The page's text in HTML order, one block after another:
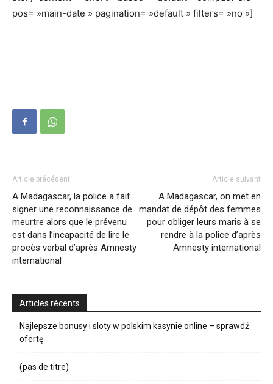
pos= »main-date » pagination= »default » filters= »no »]
Article précédent
A Madagascar, la police a fait
signer une reconnaissance de
meurtre alors que le prévenu
est dans l’incapacité de lire le
procès verbal d’après Amnesty
international
Article suivant
A Madagascar, on met en
mandat de dépôt des femmes
pour obliger leurs maris à se
rendre à la police d’après
Amnesty international
Articles récents
Najlepsze bonusy i sloty w polskim kasynie online – sprawdź
ofertę
(pas de titre)